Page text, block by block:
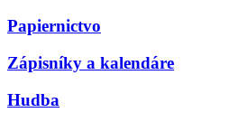
Papiernictvo
Zápisníky a kalendáre
Hudba